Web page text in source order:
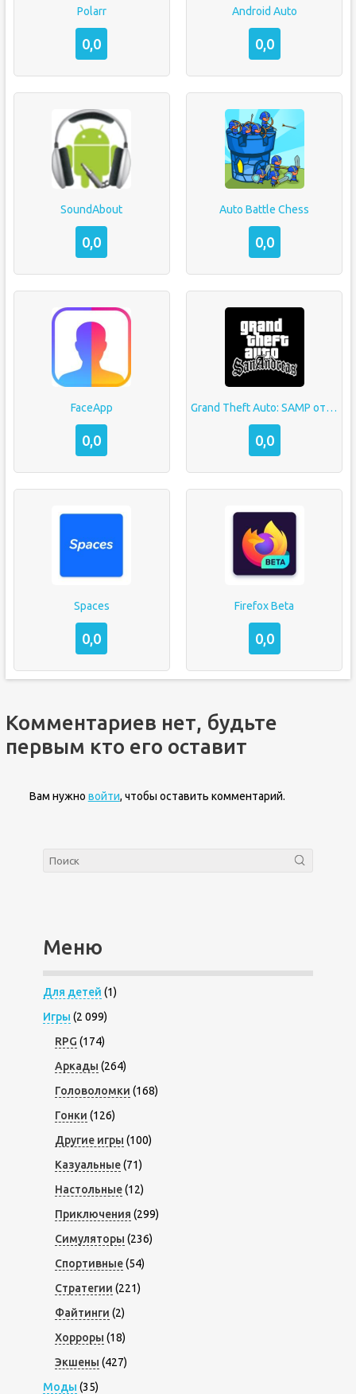
Polarr
0,0
Android Auto
0,0
SoundAbout
0,0
Auto Battle Chess
0,0
FaceApp
0,0
Grand Theft Auto: SAMP от Mordor RP
0,0
Spaces
0,0
Firefox Beta
0,0
Комментариев нет, будьте
первым кто его оставит
Вам нужно войти, чтобы оставить комментарий.
Меню
Для детей (1)
Игры (2 099)
RPG (174)
Аркады (264)
Головоломки (168)
Гонки (126)
Другие игры (100)
Казуальные(71)
Настольные(12)
Приключения (299)
Симуляторы (236)
Спортивные(54)
Стратегии (221)
Файтинги (2)
Хорроры (18)
Экшены (427)
Моды (35)